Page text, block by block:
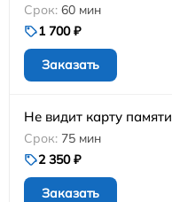
60 мин
1 700 ₽
Заказать
Не видит карту памяти
75 мин
2 350 ₽
Заказать